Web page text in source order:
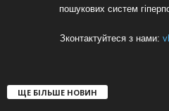
пошукових систем
Зконтактуйтеся з нами:
ЩЕ БІЛЬШЕ НОВИН